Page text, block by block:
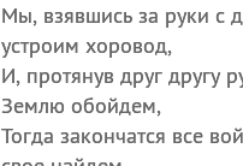
Мы, взявшись за руки с
устроим хоровод,
И, протянув друг другу
Землю обойдем,
Тогда закончатся все